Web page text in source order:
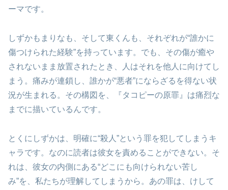
ーマです。
しずかもまりなも、そして東くんも、それぞれが“誰かに
傷つけられた経験”を持っています。でも、その傷が癒や
されないまま放置されたとき、人はそれを他人に向けてし
まう。痛みが連鎖し、誰かが“悪者”にならざるを得ない状
況が生まれる。その構図を、『タコピーの原罪』は痛烈な
までに描いているんです。
とくにしずかは、明確に“殺人”という罪を犯してしまうキ
ャラです。なのに読者は彼女を責めることができない。そ
れは、彼女の内側にある“どこにも向けられない苦し
み”を、私たちが理解してしまうから。あの罪は、けして